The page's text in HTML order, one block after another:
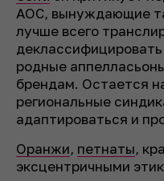
AOC, вынуждающие
лучше всего
родные
брендам. Остается
региональные
адаптироваться и
Оранжи, петнаты,
эксцентричными